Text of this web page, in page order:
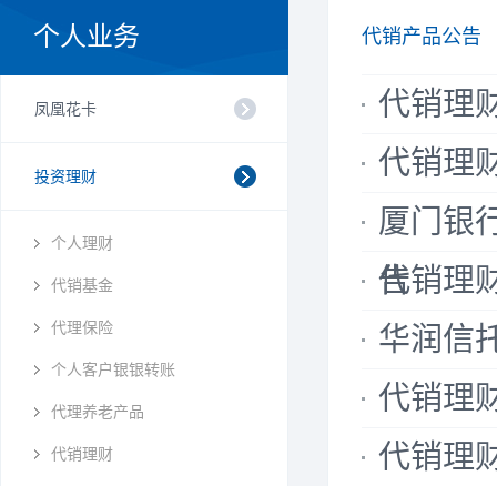
个人业务
凤凰花卡
投资理财
个人理财
代销基金
代理保险
个人客户银银转账
代理养老产品
代销理财
代销产品公告
代销理
代销理
厦门银
告
代销理
华润信
代销理
代销理